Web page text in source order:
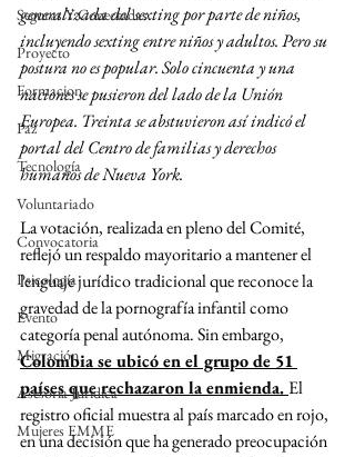
Seguras Y Conectadas
Proyecto
Formacion
Paz
Tecnología
Voluntariado
Convocatoria
Psicología
Evento
Migración
Asesoría Jurídica
Mujeres EMME
generalizada del sexting por parte de niños,
incluyendo sexting entre niños y adultos. Pero su
postura no es popular. Solo cincuenta y una
naciones se pusieron del lado de la Unión
Europea. Treinta se abstuvieron así indicó el
portal del Centro de familias y derechos
humanos de Nueva York.
La votación, realizada en pleno del Comité,
reflejó un respaldo mayoritario a mantener el
lenguaje jurídico tradicional que reconoce la
gravedad de la pornografía infantil como
categoría penal autónoma. Sin embargo,
Colombia se ubicó en el grupo de 51
países que rechazaron la enmienda. El
registro oficial muestra al país marcado en rojo,
en una decisión que ha generado preocupación